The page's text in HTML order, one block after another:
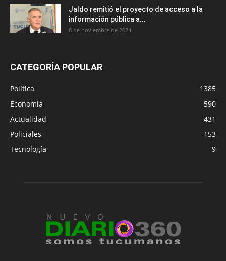
Jaldo remitió el proyecto de acceso a la
información pública a...
8 de noviembre de 2024
CATEGORÍA POPULAR
Política
1385
Economía
590
Actualidad
431
Policiales
153
Tecnología
9